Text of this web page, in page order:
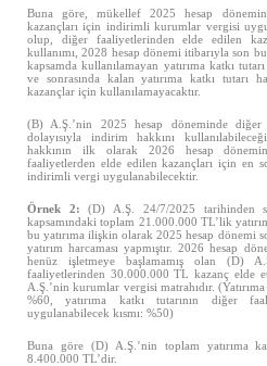
Buna göre, mükellef 2025 hesap
kazançları için indirimli kurumlar vergisi
olup, diğer faaliyetlerinden elde edilen
kullanımı, 2028 hesap dönemi itibarıyla son
kapsamda kullanılamayan yatırıma katkı
ve sonrasında kalan yatırıma katkı tutarı
kazançlar için kullanılamayacaktır.
(B) A.Ş.’nin 2025 hesap döneminde diğer
dolayısıyla indirim hakkını
hakkının ilk olarak 2026 hesap
faaliyetlerden elde edilen kazançları için en
indirimli vergi uygulanabilecektir.
Örnek 2: (D) A.Ş. 24/7/2025 tarihinden
kapsamındaki toplam 21.000.000 TL’lik
bu yatırıma ilişkin olarak 2025 hesap dönemi
yatırım harcaması yapmıştır. 2026 hesap
henüz işletmeye başlamamış olan (D)
faaliyetlerinden 30.000.000 TL kazanç elde
A.Ş.’nin kurumlar vergisi matrahıdır.
%60, yatırıma katkı tutarının diğer
uygulanabilecek kısmı: %50)
Buna göre (D) A.Ş.’nin toplam yatırıma
8.400.000 TL’dir.